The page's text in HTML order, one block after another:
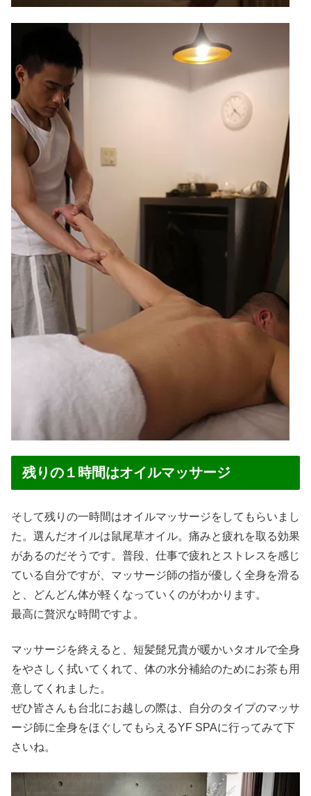
残りの１時間はオイルマッサージ
そして残りの一時間はオイルマッサージをしてもらいまし
た。選んだオイルは鼠尾草オイル。痛みと疲れを取る効果
があるのだそうです。普段、仕事で疲れとストレスを感じ
ている自分ですが、マッサージ師の指が優しく全身を滑る
と、どんどん体が軽くなっていくのがわかります。
最高に贅沢な時間ですよ。
マッサージを終えると、短髪髭兄貴が暖かいタオルで全身
をやさしく拭いてくれて、体の水分補給のためにお茶も用
意してくれました。
ぜひ皆さんも台北にお越しの際は、自分のタイプのマッサ
ージ師に全身をほぐしてもらえるYF SPAに行ってみて下
さいね。